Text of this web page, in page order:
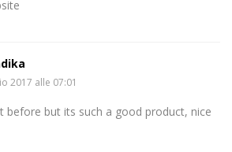
2017 alle 07:01
before but its such a good product, nice